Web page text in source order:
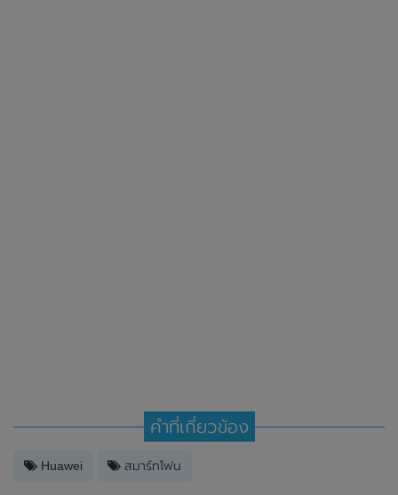
คำที่เกี่ยวข้อง
Huawei สมาร์ทโฟน